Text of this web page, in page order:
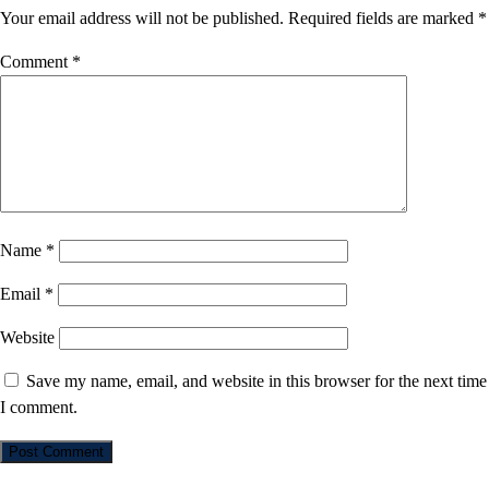
Your email address will not be published. Required fields are marked *
Comment *
Name *
Email *
Website
Save my name, email, and website in this browser for the next time
I comment.